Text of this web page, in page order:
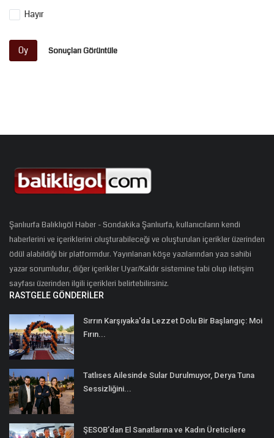
Hayır
Oy Sonuçları Görüntüle
Şanlıurfa Balıklıgöl Haber - Sondakika Şanlıurfa, kullanıcıların kendi
haberlerini ve içeriklerini oluşturabileceği ve oluşturulan içerikler üzerinden
ödül alabildiği bir platformdur. Yayınlanan köşe yazılarından yazı sahibi
yazar sorumludur, diğer içerikler Uyar/Kaldır sistemine tabi olup iletişim
sayfası üzerinden ilgili içerikleri belirtebilirsiniz.
RASTGELE GÖNDERILER
Sırrın Karşıyaka'da Lezzet Dolu Bir Başlangıç: Moi
Fırın...
Tatlıses Ailesinde Sular Durulmuyor, Derya Tuna
Sessizliğini...
ŞESOB’dan El Sanatlarına ve Kadın Üreticilere